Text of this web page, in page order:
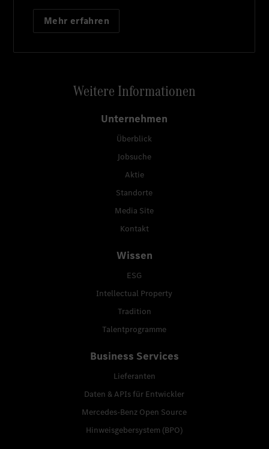
Mehr erfahren
Weitere Informationen
Unternehmen
Überblick
Jobsuche
Aktie
Standorte
Media Site
Kontakt
Wissen
ESG
Intellectual Property
Tradition
Talentprogramme
Business Services
Lieferanten
Daten & APIs für Entwickler
Mercedes-Benz Open Source
Hinweisgebersystem (BPO)